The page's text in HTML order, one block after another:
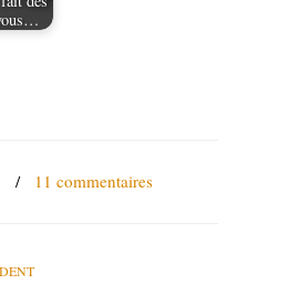
/ 11 commentaires